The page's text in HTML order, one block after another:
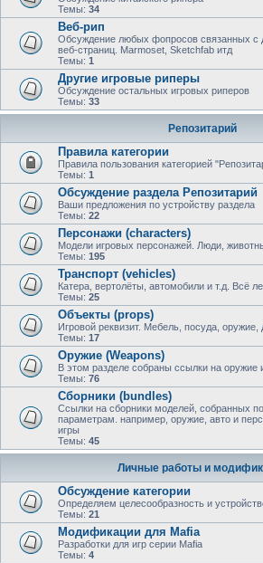
Темы: 34
Веб-рип
Обсуждение любых фопросов связанных с
веб-страниц. Marmoset, Sketchfab итд
Темы: 1
Другие игровые риперы
Обсуждение остальных игровых риперов
Темы: 33
Репозитарий
Правила категории
Правила пользования категорией
Темы: 1
Обсуждение раздела Репозитарий
Ваши предложения по устройству раздела
Темы: 22
Персонажи (characters)
Модели игровых персонажей. Люди,
Темы: 195
Транспорт (vehicles)
Катера, вертолёты, автомобили и т.д. Всё
Темы: 25
Объекты (props)
Игровой реквизит. Мебель, посуда, оружие,
Темы: 17
Оружие (Weapons)
В этом разделе собраны ссылки на оружие
Темы: 76
Сборники (bundles)
Ссылки на сборники моделей, собранных
параметрам. например, оружие, авто и
игры
Темы: 45
Личные работы и
Обсуждение категории
Определяем целесообразность и
Темы: 21
Модификации для Mafia
Разработки для игр серии Mafia
Темы: 4